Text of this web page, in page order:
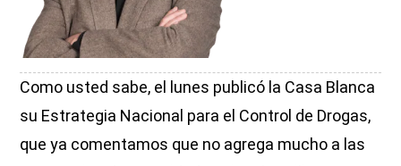
Como usted sabe, el lunes publicó la Casa Blanca
su Estrategia Nacional para el Control de Drogas,
que ya comentamos que no agrega mucho a las